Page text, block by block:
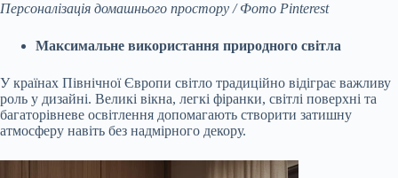
Персоналізація домашнього простору / Фото Pinterest
Максимальне використання природного світла
У країнах Північної Європи світло традиційно відіграє важливу
роль у дизайні. Великі вікна, легкі фіранки, світлі поверхні та
багаторівневе освітлення допомагають створити затишну
атмосферу навіть без надмірного декору.